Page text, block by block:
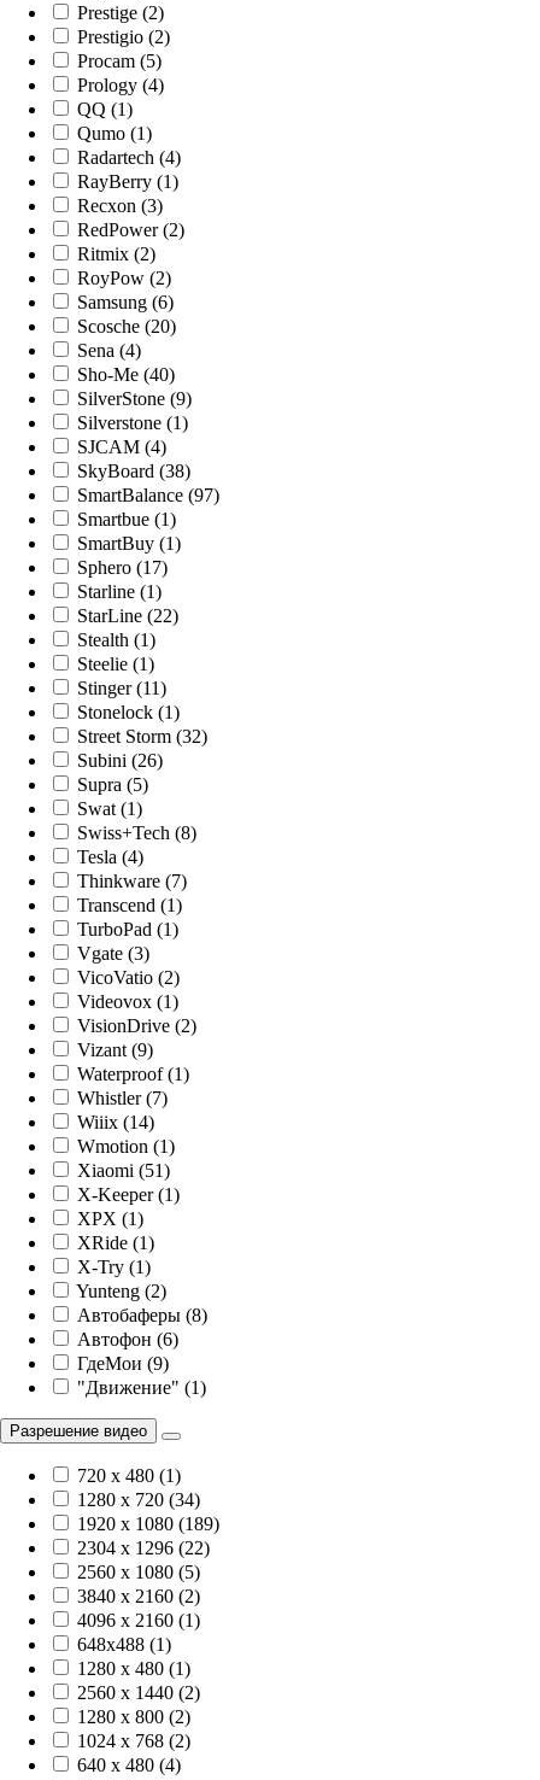
Prestige (2)
Prestigio (2)
Procam (5)
Prology (4)
QQ (1)
Qumo (1)
Radartech (4)
RayBerry (1)
Recxon (3)
RedPower (2)
Ritmix (2)
RoyPow (2)
Samsung (6)
Scosche (20)
Sena (4)
Sho-Me (40)
SilverStone (9)
Silverstone (1)
SJCAM (4)
SkyBoard (38)
SmartBalance (97)
Smartbue (1)
SmartBuy (1)
Sphero (17)
Starline (1)
StarLine (22)
Stealth (1)
Steelie (1)
Stinger (11)
Stonelock (1)
Street Storm (32)
Subini (26)
Supra (5)
Swat (1)
Swiss+Tech (8)
Tesla (4)
Thinkware (7)
Transcend (1)
TurboPad (1)
Vgate (3)
VicoVatio (2)
Videovox (1)
VisionDrive (2)
Vizant (9)
Waterproof (1)
Whistler (7)
Wiiix (14)
Wmotion (1)
Xiaomi (51)
X-Keeper (1)
XPX (1)
XRide (1)
X-Try (1)
Yunteng (2)
Автобаферы (8)
Автофон (6)
ГдеМои (9)
"Движение" (1)
Разрешение видео
720 x 480 (1)
1280 x 720 (34)
1920 х 1080 (189)
2304 x 1296 (22)
2560 x 1080 (5)
3840 х 2160 (2)
4096 х 2160 (1)
648x488 (1)
1280 x 480 (1)
2560 x 1440 (2)
1280 x 800 (2)
1024 x 768 (2)
640 x 480 (4)